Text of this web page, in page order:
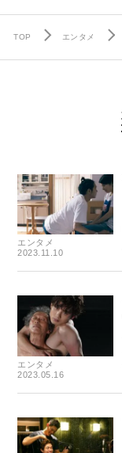
TOP エンタメ
エンタメ
2023.11.10
エンタメ
2023.05.16